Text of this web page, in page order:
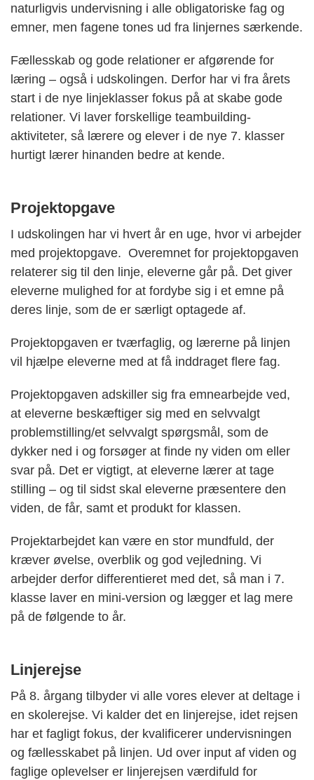
naturligvis undervisning i alle obligatoriske fag og
emner, men fagene tones ud fra linjernes særkende.
Fællesskab og gode relationer er afgørende for
læring – også i udskolingen. Derfor har vi fra årets
start i de nye linjeklasser fokus på at skabe gode
relationer. Vi laver forskellige teambuilding-
aktiviteter, så lærere og elever i de nye 7. klasser
hurtigt lærer hinanden bedre at kende.
Projektopgave
I udskolingen har vi hvert år en uge, hvor vi arbejder
med projektopgave. Overemnet for projektopgaven
relaterer sig til den linje, eleverne går på. Det giver
eleverne mulighed for at fordybe sig i et emne på
deres linje, som de er særligt optagede af.
Projektopgaven er tværfaglig, og lærerne på linjen
vil hjælpe eleverne med at få inddraget flere fag.
Projektopgaven adskiller sig fra emnearbejde ved,
at eleverne beskæftiger sig med en selvvalgt
problemstilling/et selvvalgt spørgsmål, som de
dykker ned i og forsøger at finde ny viden om eller
svar på. Det er vigtigt, at eleverne lærer at tage
stilling – og til sidst skal eleverne præsentere den
viden, de får, samt et produkt for klassen.
Projektarbejdet kan være en stor mundfuld, der
kræver øvelse, overblik og god vejledning. Vi
arbejder derfor differentieret med det, så man i 7.
klasse laver en mini-version og lægger et lag mere
på de følgende to år.
Linjerejse
På 8. årgang tilbyder vi alle vores elever at deltage i
en skolerejse. Vi kalder det en linjerejse, idet rejsen
har et fagligt fokus, der kvalificerer undervisningen
og fællesskabet på linjen. Ud over input af viden og
faglige oplevelser er linjerejsen værdifuld for